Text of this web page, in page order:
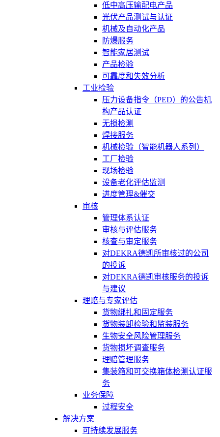
低中高压输配电产品
光伏产品测试与认证
机械及自动化产品
防爆服务
智能家居测试
产品检验
可靠度和失效分析
工业检验
压力设备指令（PED）的公告机
构产品认证
无损检测
焊接服务
机械检验（智能机器人系列）
工厂检验
现场检验
设备老化评估监测
进度管理&催交
审核
管理体系认证
审核与评估服务
核查与审定服务
对DEKRA德凯所审核过的公司
的投诉
对DEKRA德凯审核服务的投诉
与建议
理赔与专家评估
货物绑扎和固定服务
货物装卸检验和监装服务
生物安全风险管理服务
货物损坏调查服务
理赔管理服务
集装箱和可交换箱体检测认证服
务
业务保障
过程安全
解决方案
可持续发展服务